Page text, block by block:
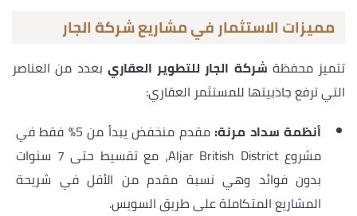
مميزات الاستثمار في مشاريع شركة الجار
تتميز محفظة شركة الجار للتطوير العقاري بعدد من العناصر
التي ترفع جاذبيتها للمستثمر العقاري:
أنظمة سداد مرنة:
مقدم منخفض يبدأ من 5% فقط في
مشروع Aljar British District، مع تقسيط حتى 7 سنوات
بدون فوائد وهي نسبة مقدم من الأقل في شريحة
المشاريع المتكاملة على طريق السويس.